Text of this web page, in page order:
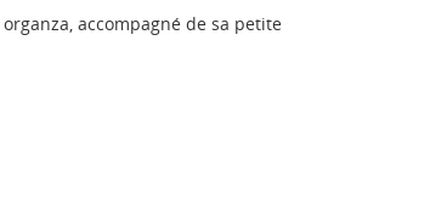
accompagné de sa petite